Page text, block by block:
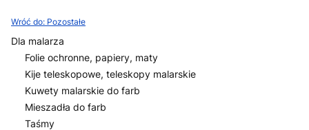
Wróć do: Pozostałe
Dla malarza
Folie ochronne, papiery, maty
Kije teleskopowe, teleskopy malarskie
Kuwety malarskie do farb
Mieszadła do farb
Taśmy